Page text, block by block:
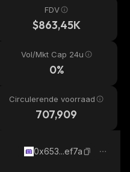
FDV
$863,45K
Vol/Mkt Cap 24u
0%
Circulerende voorraad
707,909
0x653...ef7a